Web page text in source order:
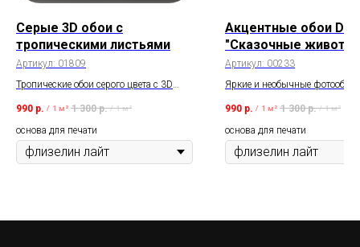
Серые 3D обои с
тропическими листьями
Артикул: 01809
Тропические обои серого цвета с 3D
990 р. / 1 м² 1 300 р. / 1 м²
основа для печати
Акцентные обои
"Сказочные
Артикул: 00233
Яркие и необычные фотообои
активный и эффектный
размер можно изменить.
правки без доплат.
990 р. / 1 м² 1 300 р. / 1 м²
основа для печати